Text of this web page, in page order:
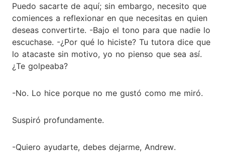
Puedo sacarte de aquí; sin embargo, necesito que
comiences a reflexionar en que necesitas en quien
deseas convertirte. -Bajo el tono para que nadie lo
escuchase. -¿Por qué lo hiciste? Tu tutora dice que
lo atacaste sin motivo, yo no pienso que sea así.
¿Te golpeaba?
-No. Lo hice porque no me gustó como me miró.
Suspiró profundamente.
-Quiero ayudarte, debes dejarme, Andrew.